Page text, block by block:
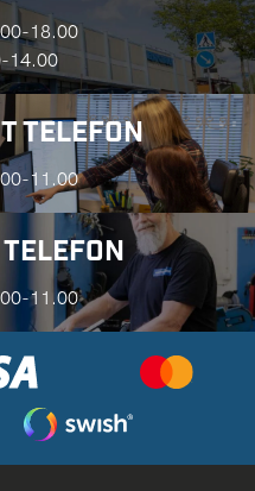
18.00
14.00
TELEFON
11.00
11.00